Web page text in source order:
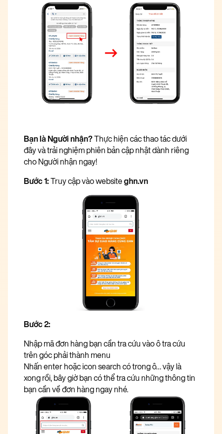
Bạn là Người nhận? Thực hiện các thao tác dưới
đây và trải nghiệm phiên bản cập nhật dành riêng
cho Người nhận ngay!
Bước 1: Truy cập vào websiteghn.vn
Bước 2:
Nhập mã đơn hàng bạn cần tra cứu vào ô tra cứu
trên góc phải thành menu
Nhấn enter hoặc icon search có trong ô… vậy là
xong rồi, bây giờ bạn có thể tra cứu những thông tin
bạn cần về đơn hàng ngay nhé.